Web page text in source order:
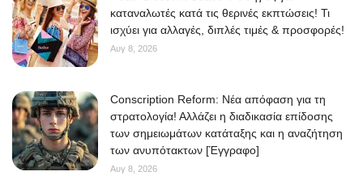
καταναλωτές κατά τις θερινές εκπτώσεις! Τι
ισχύει για αλλαγές, διπλές τιμές & προσφορές!
Αυγ 8, 2026
Conscription Reform: Νέα απόφαση για τη
στρατολογία! Αλλάζει η διαδικασία επίδοσης
των σημειωμάτων κατάταξης και η αναζήτηση
των ανυπότακτων [Έγγραφο]
Αυγ 8, 2026